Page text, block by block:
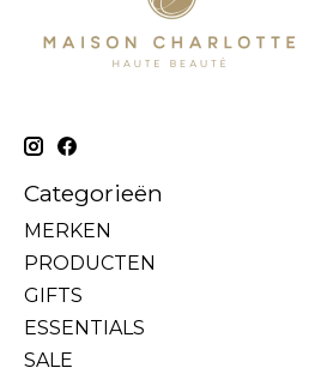
Categorieën
MERKEN
PRODUCTEN
GIFTS
ESSENTIALS
SALE